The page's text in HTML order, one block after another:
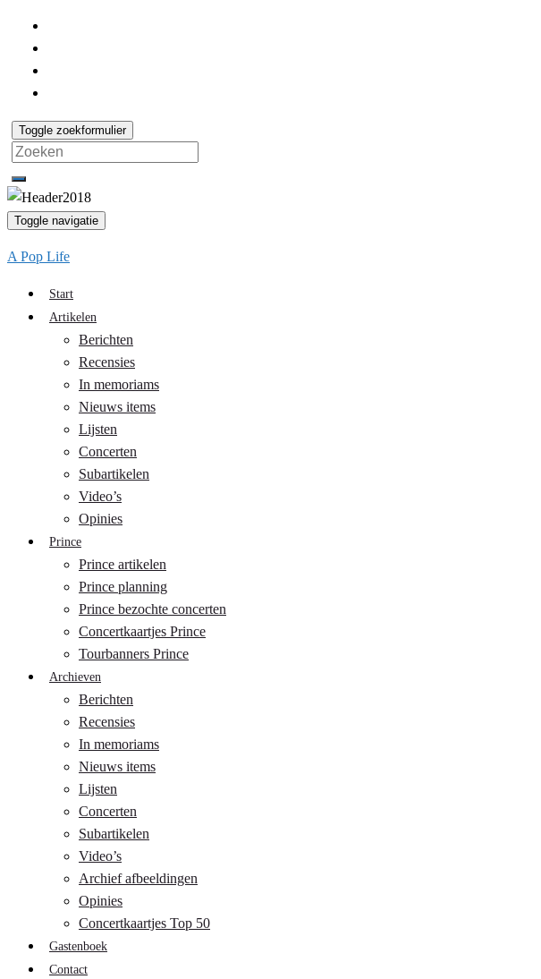
Toggle zoekformulier
Search
for:
Toggle navigatie
A Pop Life
Start
Artikelen
Berichten
Recensies
In memoriams
Nieuws items
Lijsten
Concerten
Subartikelen
Video’s
Opinies
Prince
Prince artikelen
Prince planning
Prince bezochte concerten
Concertkaartjes Prince
Tourbanners Prince
Archieven
Berichten
Recensies
In memoriams
Nieuws items
Lijsten
Concerten
Subartikelen
Video’s
Archief afbeeldingen
Opinies
Concertkaartjes Top 50
Gastenboek
Contact